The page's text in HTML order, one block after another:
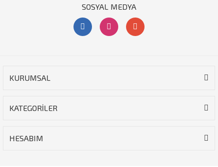
KURUMSAL
KATEGORİLER
HESABIM
SOSYAL MEDYA